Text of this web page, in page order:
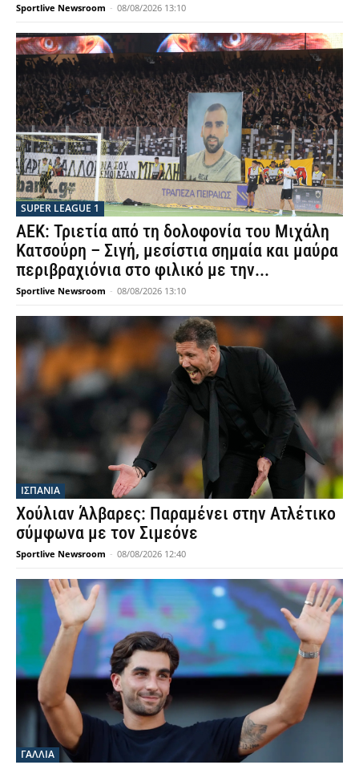
Sportlive Newsroom - 08/08/2026 13:10
SUPER LEAGUE 1
ΑΕΚ: Τριετία από τη δολοφονία του Μιχάλη
Κατσούρη – Σιγή, μεσίστια σημαία και μαύρα
περιβραχιόνια στο φιλικό με την...
Sportlive Newsroom - 08/08/2026 13:10
ΙΣΠΑΝΙΑ
Χούλιαν Άλβαρες: Παραμένει στην Ατλέτικο
σύμφωνα με τον Σιμεόνε
Sportlive Newsroom - 08/08/2026 12:40
ΓΑΛΛΙΑ